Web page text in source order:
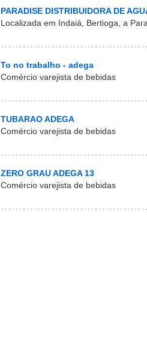
PARADISE DISTRIBUIDORA DE
Localizada em Indaiá, Bertioga, a
To no trabalho - adega
Comércio varejista de bebidas
TUBARAO ADEGA
Comércio varejista de bebidas
ZERO GRAU ADEGA 13
Comércio varejista de bebidas